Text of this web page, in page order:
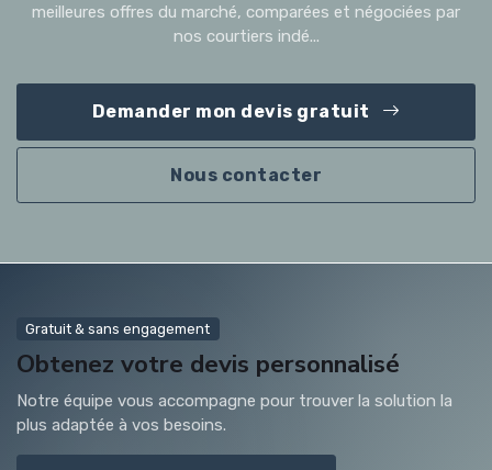
meilleures offres du marché, comparées et négociées par
nos courtiers indé...
Demander mon devis gratuit
Nous contacter
Gratuit & sans engagement
Obtenez votre devis personnalisé
Notre équipe vous accompagne pour trouver la solution la
plus adaptée à vos besoins.